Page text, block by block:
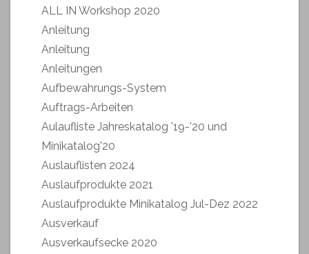
ALL IN Workshop 2020
Anleitung
Anleitung
Anleitungen
Aufbewahrungs-System
Auftrags-Arbeiten
Aulaufliste Jahreskatalog '19-'20 und
Minikatalog'20
Auslauflisten 2024
Auslaufprodukte 2021
Auslaufprodukte Minikatalog Jul-Dez 2022
Ausverkauf
Ausverkaufsecke 2020